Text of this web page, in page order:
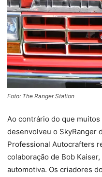
Foto: The Ranger Station
Ao contrário do que muitos
desenvolveu o SkyRanger
Professional Autocrafters
colaboração de Bob
automotiva. Os criadores